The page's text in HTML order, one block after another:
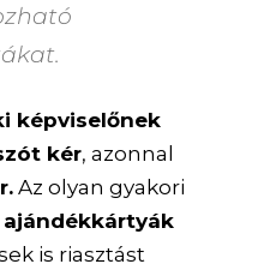
képviselőnek
kér, azonnal
Az olyan gyakori
ajándékkártyák
is riasztást